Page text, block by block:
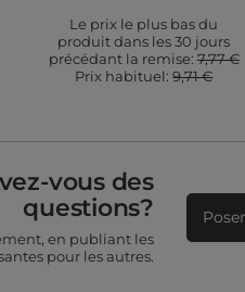
Le prix le plus bas du
produit dans les 30 jours
précédant la remise: 7,77 €
Prix ​​habituel:9,71 €
vous des
questions?
en publiant les
pour les autres.